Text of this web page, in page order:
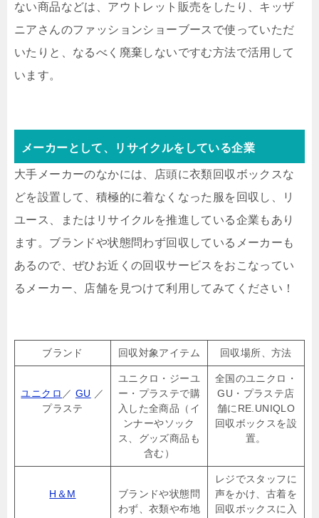
ない商品などは、アウトレット販売をしたり、キッザ
ニアさんのファッションショーブースで使っていただ
いたりと、なるべく廃棄しないですむ方法で活用して
います。
メーカーとして、リサイクルをしている企業
大手メーカーのなかには、店頭に衣類回収ボックスな
どを設置して、積極的に着なくなった服を回収し、リ
ユース、またはリサイクルを推進している企業もあり
ます。ブランドや状態問わず回収しているメーカーも
あるので、ぜひお近くの回収サービスをおこなってい
るメーカー、店舗を見つけて利用してみてください！
ブランド 回収対象アイテム 回収場所、方法
ユニクロ ／ GU ／
プラステ
ユニクロ・ジーユ
ー・プラステで購
入した全商品（イ
ンナーやソック
ス、グッズ商品も
含む）
全国のユニクロ・
GU・プラステ店
舗にRE.UNIQLO
回収ボックスを設
置。
H＆M
ブランドや状態問
わず、衣類や布地
レジでスタッフに
声をかけ、古着を
回収ボックスに入